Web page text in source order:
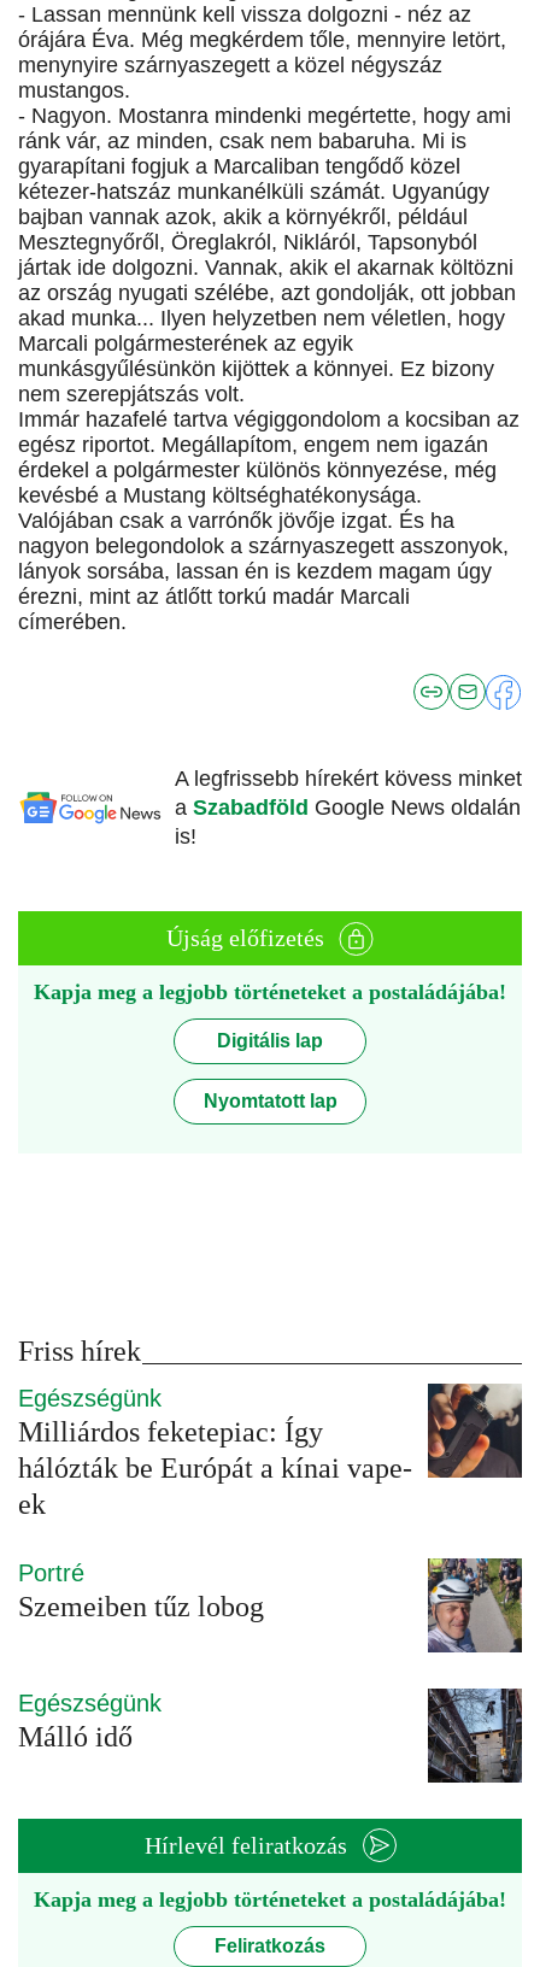
- Lassan mennünk kell vissza dolgozni - néz az
órájára Éva. Még megkérdem tőle, mennyire letört,
menynyire szárnyaszegett a közel négyszáz
mustangos.
- Nagyon. Mostanra mindenki megértette, hogy ami
ránk vár, az minden, csak nem babaruha. Mi is
gyarapítani fogjuk a Marcaliban tengődő közel
kétezer-hatszáz munkanélküli számát. Ugyanúgy
bajban vannak azok, akik a környékről, például
Mesztegnyőről, Öreglakról, Nikláról, Tapsonyból
jártak ide dolgozni. Vannak, akik el akarnak költözni
az ország nyugati szélébe, azt gondolják, ott jobban
akad munka... Ilyen helyzetben nem véletlen, hogy
Marcali polgármesterének az egyik
munkásgyűlésünkön kijöttek a könnyei. Ez bizony
nem szerepjátszás volt.
Immár hazafelé tartva végiggondolom a kocsiban az
egész riportot. Megállapítom, engem nem igazán
érdekel a polgármester különös könnyezése, még
kevésbé a Mustang költséghatékonysága.
Valójában csak a varrónők jövője izgat. És ha
nagyon belegondolok a szárnyaszegett asszonyok,
lányok sorsába, lassan én is kezdem magam úgy
érezni, mint az átlőtt torkú madár Marcali
címerében.
A legfrissebb hírekért kövess minket
a Szabadföld Google News oldalán
is!
Újság előfizetés
Kapja meg a legjobb történeteket a postaládájába!
Digitális lap
Nyomtatott lap
Friss hírek
Egészségünk
Milliárdos feketepiac: Így
hálózták be Európát a kínai vape-
ek
Portré
Szemeiben tűz lobog
Egészségünk
Málló idő
Hírlevél feliratkozás
Kapja meg a legjobb történeteket a postaládájába!
Feliratkozás